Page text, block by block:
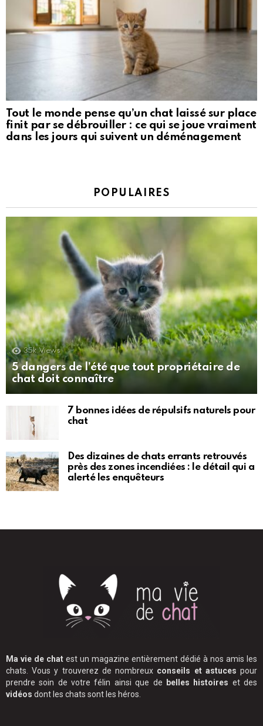
Tout le monde pense qu’un chat laissé sur place
finit par se débrouiller : ce qui se joue vraiment
dans les jours qui suivent un déménagement
POPULAIRES
35k Views
5 dangers de l’été que tout propriétaire de
chat doit connaître
7 bonnes idées de répulsifs naturels pour
chat
Des dizaines de chats errants retrouvés
près des zones incendiées : le détail qui a
alerté les enquêteurs
Ma vie de chat est un magazine entièrement dédié à nos amis les
chats. Vous y trouverez de nombreux conseils et astuces pour
prendre soin de votre félin ainsi que de belles histoires et des
vidéos dont les chats sont les héros.